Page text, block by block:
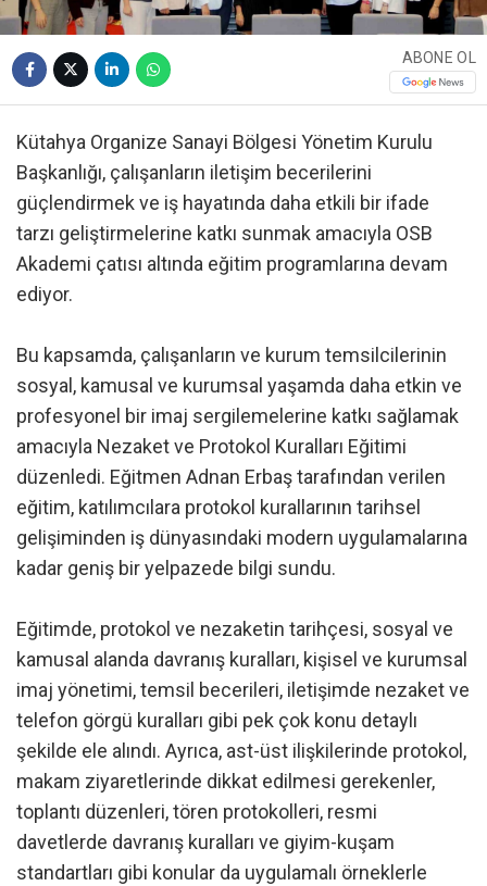
ABONE OL
Kütahya Organize Sanayi Bölgesi Yönetim Kurulu
Başkanlığı, çalışanların iletişim becerilerini
güçlendirmek ve iş hayatında daha etkili bir ifade
tarzı geliştirmelerine katkı sunmak amacıyla OSB
Akademi çatısı altında eğitim programlarına devam
ediyor.
Bu kapsamda, çalışanların ve kurum temsilcilerinin
sosyal, kamusal ve kurumsal yaşamda daha etkin ve
profesyonel bir imaj sergilemelerine katkı sağlamak
amacıyla Nezaket ve Protokol Kuralları Eğitimi
düzenledi. Eğitmen Adnan Erbaş tarafından verilen
eğitim, katılımcılara protokol kurallarının tarihsel
gelişiminden iş dünyasındaki modern uygulamalarına
kadar geniş bir yelpazede bilgi sundu.
Eğitimde, protokol ve nezaketin tarihçesi, sosyal ve
kamusal alanda davranış kuralları, kişisel ve kurumsal
imaj yönetimi, temsil becerileri, iletişimde nezaket ve
telefon görgü kuralları gibi pek çok konu detaylı
şekilde ele alındı. Ayrıca, ast-üst ilişkilerinde protokol,
makam ziyaretlerinde dikkat edilmesi gerekenler,
toplantı düzenleri, tören protokolleri, resmi
davetlerde davranış kuralları ve giyim-kuşam
standartları gibi konular da uygulamalı örneklerle